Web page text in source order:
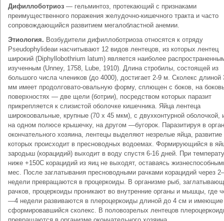
Дифиллоботриоз — гельминтоз, протекающий с признаками
преимущественного поражения желудочно-кишечного тракта и часто
сопровождающийся развитием мегалобластной анемии.
Этиология. Возбудители дифиллоботриоза относятся к отряду
Pseudophylideaи насчитывают 12 видов лентецов, из которых лентец
широкий (Diphyllobothrium latum) является наиболее
изученным (Unney, 1758, Lube, 1910). Длина стробилы, состоящей из
большого числа члеников (до 4000), достигает 2-9 м. Сколекс
мм имеет продолговато-овальную форму, сплющен с боков, на
поверхностях — две щели (ботрии), посредством которых паразит
прикрепляется к слизистой оболочке кишечника. Яйца лентеца
широкоовальные, крупные (70 х 45 мкм), с двухконтурной оболочкой,
на одном полюсе крышечку, на другом —бугорок. Паразитируя в
окончательного хозяина, лентецы выделяют незрелые яйца, развитие
которых происходит в пресноводных водоемах. Формирующийся в
зародыш (корацидий) выходит в воду спустя 6-16 дней. При
ниже +150С корацидий из яиц не выходят, оставаясь
мес. После заглатывания пресноводными рачками корацидий через
недели превращаются в процеркоиды. В организме рыб,
рачков, процеркоиды проникают во внутренние органы и мышцы, где
—4 недели развиваются в плероцеркоиды длиной до 4 см и имеющие
сформировавшийся сколекс. В половозрелых лентецов